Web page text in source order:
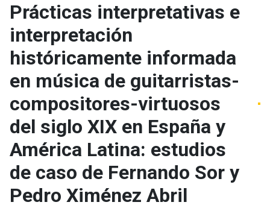
Prácticas interpretativas e
interpretación
históricamente informada
en música de guitarristas-
compositores-virtuosos
del siglo XIX en España y
América Latina: estudios
de caso de Fernando Sor y
Pedro Ximénez Abril